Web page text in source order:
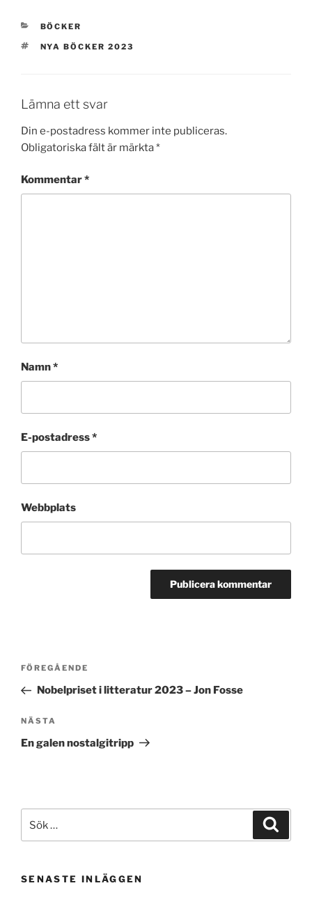
KATEGORIER
BÖCKER
TAGGAR
NYA BÖCKER 2023
Lämna ett svar
Din e-postadress kommer inte publiceras.
Obligatoriska fält är märkta*
Kommentar*
Namn*
E-postadress*
Webbplats
Inläggsnavigering
Föregående
inlägg
FÖREGÅENDE
Nobelpriset i litteratur 2023 – Jon Fosse
Nästa
inlägg
NÄSTA
En galen nostalgitripp
efter:
SENASTE INLÄGGEN